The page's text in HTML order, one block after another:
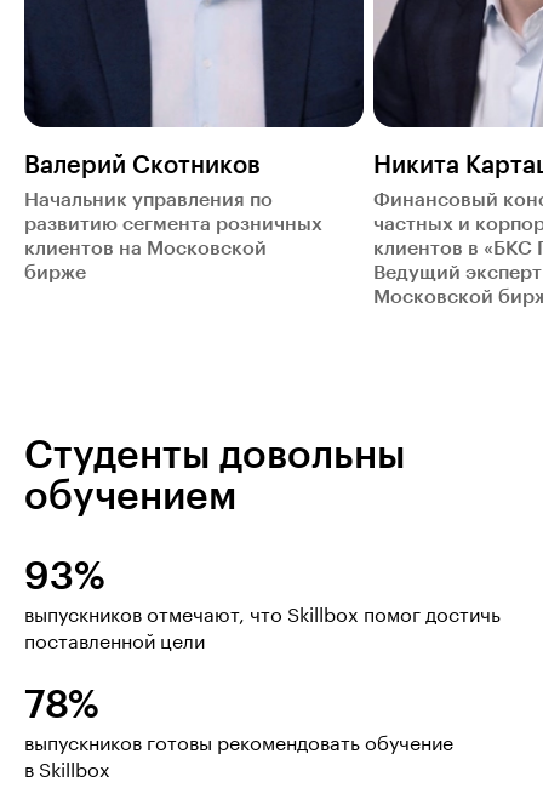
Валерий Скотников
Начальник управления по
развитию сегмента розничных
клиентов на Московской
бирже
Никита
Финансовый
частных и
клиентов в «БКС
Ведущий
Московской
Студенты довольны
обучением
93%
выпускников отмечают, что Skillbox помог достичь
поставленной цели
78%
выпускников готовы рекомендовать обучение
в Skillbox